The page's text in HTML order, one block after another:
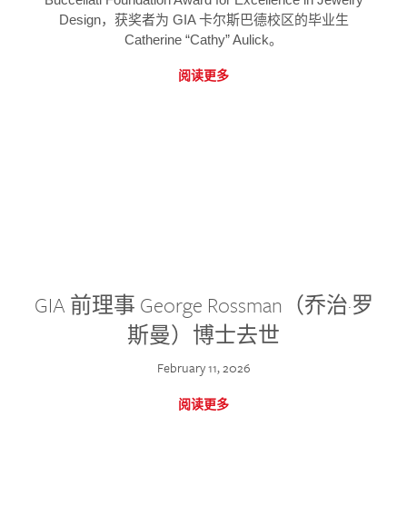
Design，获奖者为 GIA 卡尔斯巴德校区的毕业生
Catherine “Cathy” Aulick。
阅读更多
GIA 前理事 George Rossman（乔治·罗
斯曼）博士去世
February 11, 2026
阅读更多